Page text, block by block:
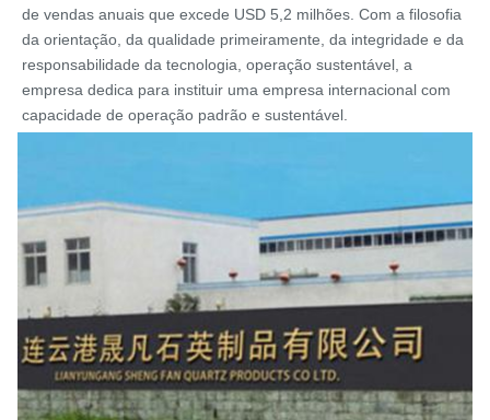
de vendas anuais que excede USD 5,2 milhões. Com a filosofia
da orientação, da qualidade primeiramente, da integridade e da
responsabilidade da tecnologia, operação sustentável, a
empresa dedica para instituir uma empresa internacional com
capacidade de operação padrão e sustentável.